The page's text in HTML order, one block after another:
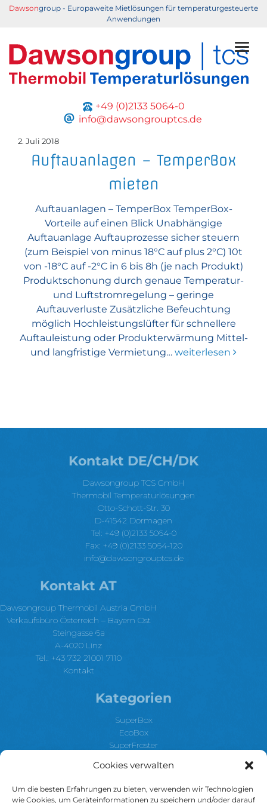
Cookies verwalten
Um die besten Erfahrungen zu bieten, verwenden wir Technologien
wie Cookies, um Geräteinformationen zu speichern und/oder darauf
Dawsongroup - Europaweite Mietlösungen für temperaturgesteuerte
Anwendungen
+49 (0)2133 5064-0
info@dawsongrouptcs.de
2. Juli 2018
Auftauanlagen – TemperBox
mieten
Auftauanlagen – TemperBox TemperBox-
Vorteile auf einen Blick Unabhängige
Auftauanlage Auftauprozesse sicher steuern
(zum Beispiel von minus 18°C auf plus 2°C) 10t
von -18°C auf -2°C in 6 bis 8h (je nach Produkt)
Produktschonung durch genaue Temperatur-
und Luftstromregelung – geringe
Auftauverluste Zusätzliche Befeuchtung
möglich Hochleistungslüfter für schnellere
Auftauleistung oder Produkterwärmung Mittel-
und langfristige Vermietung… weiterlesen
Kontakt DE/CH/DK
Dawsongroup TCS GmbH
Thermobil Temperaturlösungen
Otto-Schott-Str. 30
D-41542 Dormagen
Tel: +49 (0)2133 5064-0
Fax: +49 (0)2133 5064-120
info@dawsongrouptcs.de
Kontakt AT
Dawsongroup Thermobil Austria GmbH
Verkaufsbüro Österreich – Bayern Ost
Steingasse 6a
A-4020 Linz
Tel.: +43 732 21001 7110
Kontakt
Kategorien
SuperBox
EcoBox
SuperFroster
Klima & HotBox
Anwendungen